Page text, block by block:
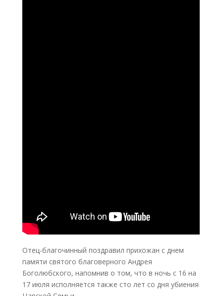
Отец-благочинный поздравил прихожан с днем
памяти святого благоверного Андрея
Боголюбского, напомнив о том, что в ночь с 16 на
17 июля исполняется также сто лет со дня убиения